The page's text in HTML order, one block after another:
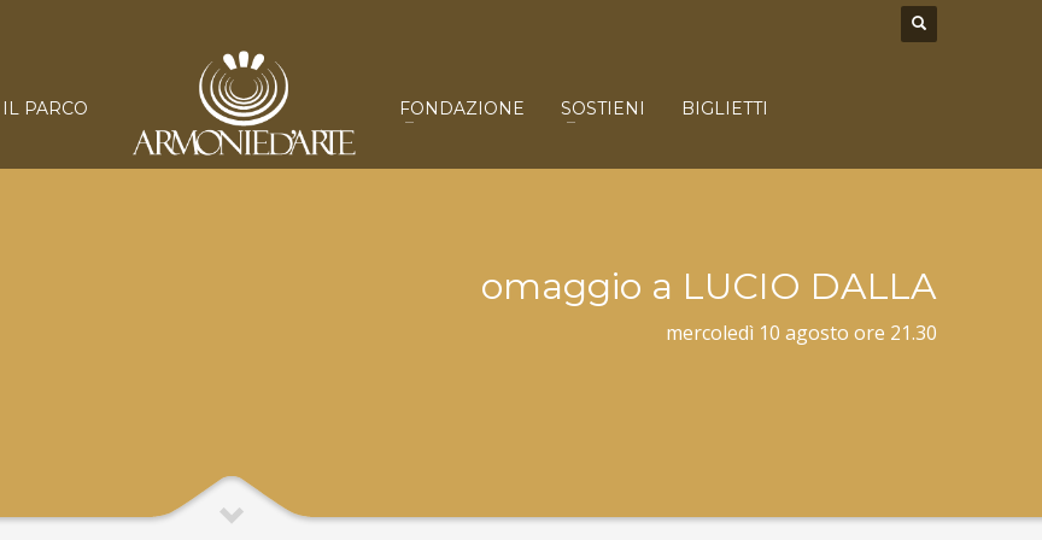
IL PARCO FONDAZIONE SOSTIENI BIGLIETTI
omaggio a LUCIO DALLA
mercoledì 10 agosto ore 21.30